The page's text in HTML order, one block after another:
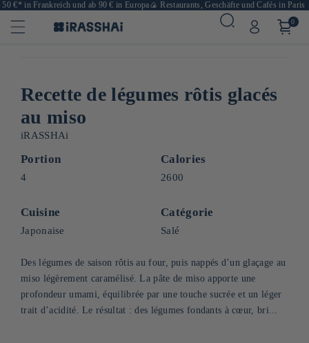
€* in Frankreich und ab 90 € in Europa🍙 Restaurants, Geschäfte und Cafés in Paris🛒
0
Recette de légumes rôtis glacés
au miso
iRASSHAi
Portion
4
Calories
2600
Cuisine
Japonaise
Catégorie
Salé
Des légumes de saison rôtis au four, puis nappés d’un glaçage au
miso légèrement caramélisé. La pâte de miso apporte une
profondeur umami, équilibrée par une touche sucrée et un léger
trait d’acidité. Le résultat : des légumes fondants à cœur, bri...